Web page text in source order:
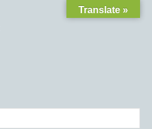
Translate »